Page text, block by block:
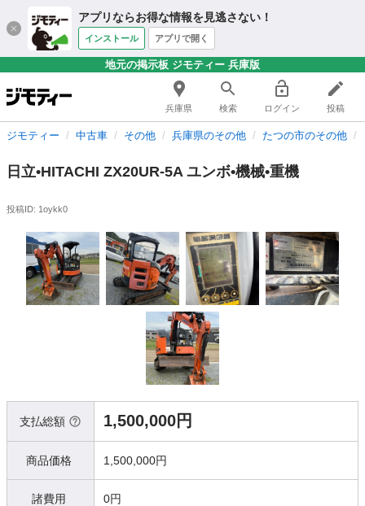
アプリならお得な情報を見逃さない！
インストール アプリで開く
地元の掲示板 ジモティー 兵庫版
兵庫県 検索 ログイン 投稿
ジモティー 中古車 その他 兵庫県のその他 たつの市のその他
日立•HITACHI ZX20UR-5A ユンボ•機械•重機
投稿ID: 1oykk0
支払総額 1,500,000円
商品価格 1,500,000円
諸費用 0円